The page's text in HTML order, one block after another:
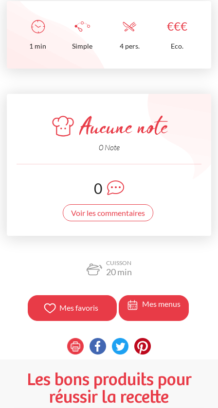
€€€
1 min Simple 4 pers. Eco.
Aucune note
0 Note
0
Voir les commentaires
CUISSON
20min
Mes favoris Mes menus
Les bons produits pour
réussir la recette